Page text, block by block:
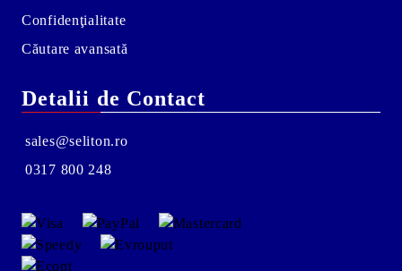
Confidenţialitate
Căutare avansată
Detalii de Contact
sales@seliton.ro
0317 800 248